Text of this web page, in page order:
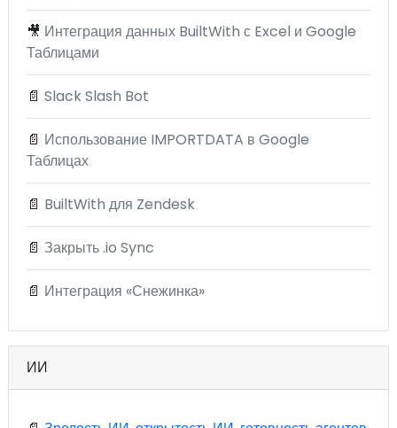
🎥 Интеграция данных BuiltWith с Excel и Google
Таблицами
📄 Slack Slash Bot
📄 Использование IMPORTDATA в Google
Таблицах
📄 BuiltWith для Zendesk
📄 Закрыть .io Sync
📄 Интеграция «Снежинка»
ИИ